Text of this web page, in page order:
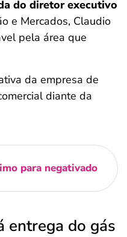
do diretor executivo
e Mercados, Claudio
pela área que
da empresa de
diante da
para negativado
entrega do gás